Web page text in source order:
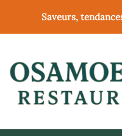
Saveurs,